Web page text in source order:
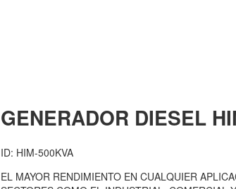
GENERADOR DIESEL
ID: HIM-500KVA
EL MAYOR RENDIMIENTO EN CUALQUIER